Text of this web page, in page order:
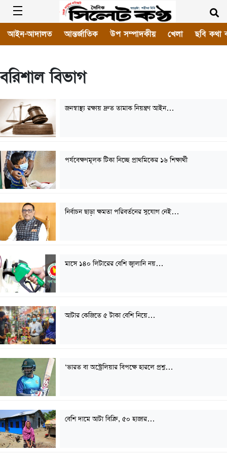
আইন-আদালত আন্তর্জাতিক উপ সম্পাদকীয় খেলা ছবি কথা
বরিশাল বিভাগ
জনস্বাস্থ্য রক্ষায় দ্রুত তামাক নিয়ন্ত্রণ আইন…
পর্যবেক্ষণমূলক টিকা নিচ্ছে প্রাথমিকের ১৬ শিক্ষার্থী
নির্বাচন ছাড়া ক্ষমতা পরিবর্তনের সুযোগ নেই…
মাসে ১৪০ লিটারের বেশি জ্বালানি নয়…
আটার কেজিতে ৫ টাকা বেশি নিয়ে…
‘ভারত বা অস্ট্রেলিয়ার বিপক্ষে হারলে প্রশ্ন…
বেশি দামে আটা বিক্রি, ৫০ হাজার…